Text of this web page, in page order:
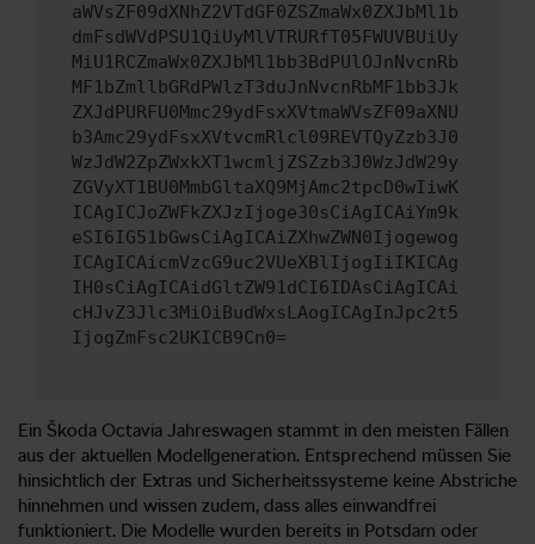
aWVsZF09dXNhZ2VTdGF0ZSZmaWx0ZXJbMl1b
dmFsdWVdPSU1QiUyMlVTRURfT05FWUVBUiUy
MiU1RCZmaWx0ZXJbMl1bb3BdPUlOJnNvcnRb
MF1bZmllbGRdPWlzT3duJnNvcnRbMF1bb3Jk
ZXJdPURFU0Mmc29ydFsxXVtmaWVsZF09aXNU
b3Amc29ydFsxXVtvcmRlcl09REVTQyZzb3J0
WzJdW2ZpZWxkXT1wcmljZSZzb3J0WzJdW29y
ZGVyXT1BU0MmbGltaXQ9MjAmc2tpcD0wIiwK
ICAgICJoZWFkZXJzIjoge30sCiAgICAiYm9k
eSI6IG51bGwsCiAgICAiZXhwZWN0Ijogewog
ICAgICAicmVzcG9uc2VUeXBlIjogIiIKICAg
IH0sCiAgICAidGltZW91dCI6IDAsCiAgICAi
cHJvZ3Jlc3MiOiBudWxsLAogICAgInJpc2t5
IjogZmFsc2UKICB9Cn0=
Ein Škoda Octavia Jahreswagen stammt in den meisten Fällen
aus der aktuellen Modellgeneration. Entsprechend müssen Sie
hinsichtlich der Extras und Sicherheitssysteme keine Abstriche
hinnehmen und wissen zudem, dass alles einwandfrei
funktioniert. Die Modelle wurden bereits in Potsdam oder